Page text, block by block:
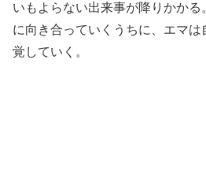
いもよらない出来事が降りかか
に向き合っていくうちに、エマ
覚していく。